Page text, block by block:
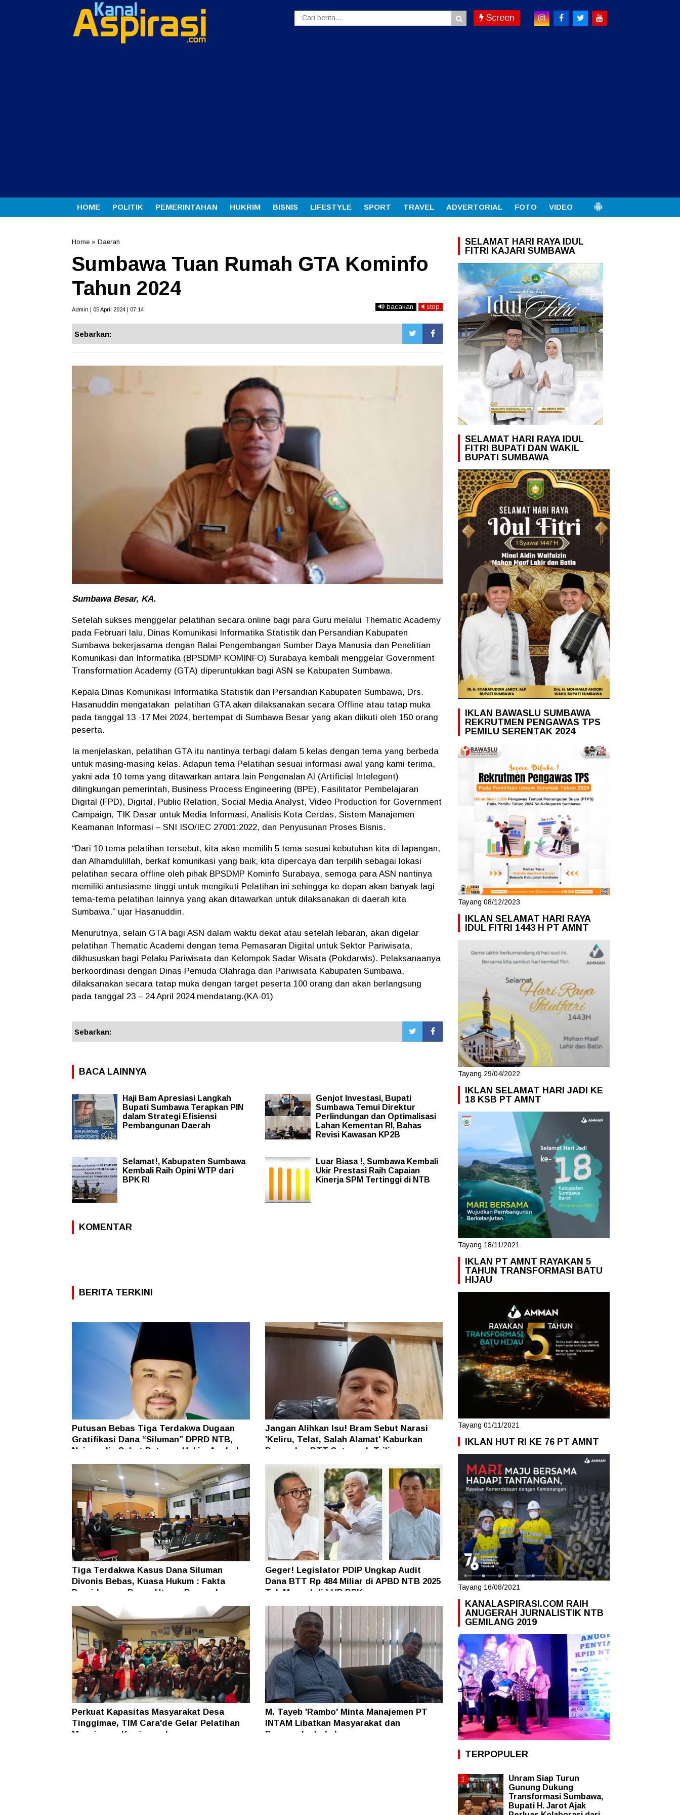
Screen
HOME POLITIK PEMERINTAHAN HUKRIM BISNIS LIFESTYLE SPORT TRAVEL ADVERTORIAL FOTO VIDEO
Home » Daerah
Sumbawa Tuan Rumah GTA Kominfo
Tahun 2024
Admin | 05 April 2024 | 07:14 bacakan stop
Sebarkan:
Sumbawa Besar, KA.
Setelah sukses menggelar pelatihan secara online bagi para Guru melalui Thematic Academy
pada Februari lalu, Dinas Komunikasi Informatika Statistik dan Persandian Kabupaten
Sumbawa bekerjasama dengan Balai Pengembangan Sumber Daya Manusia dan Penelitian
Komunikasi dan Informatika (BPSDMP KOMINFO) Surabaya kembali menggelar Government
Transformation Academy (GTA) diperuntukkan bagi ASN se Kabupaten Sumbawa.
Kepala Dinas Komunikasi Informatika Statistik dan Persandian Kabupaten Sumbawa, Drs.
Hasanuddin mengatakan pelatihan GTA akan dilaksanakan secara Offline atau tatap muka
pada tanggal 13 -17 Mei 2024, bertempat di Sumbawa Besar yang akan diikuti oleh 150 orang
peserta.
Ia menjelaskan, pelatihan GTA itu nantinya terbagi dalam 5 kelas dengan tema yang berbeda
untuk masing-masing kelas. Adapun tema Pelatihan sesuai informasi awal yang kami terima,
yakni ada 10 tema yang ditawarkan antara lain Pengenalan AI (Artificial Intelegent)
dilingkungan pemerintah, Business Process Engineering (BPE), Fasilitator Pembelajaran
Digital (FPD), Digital, Public Relation, Social Media Analyst, Video Production for Government
Campaign, TIK Dasar untuk Media Informasi, Analisis Kota Cerdas, Sistem Manajemen
Keamanan Informasi – SNI ISO/IEC 27001:2022, dan Penyusunan Proses Bisnis.
“Dari 10 tema pelatihan tersebut, kita akan memilih 5 tema sesuai kebutuhan kita di lapangan,
dan Alhamdulillah, berkat komunikasi yang baik, kita dipercaya dan terpilih sebagai lokasi
pelatihan secara offline oleh pihak BPSDMP Kominfo Surabaya, semoga para ASN nantinya
memiliki antusiasme tinggi untuk mengikuti Pelatihan ini sehingga ke depan akan banyak lagi
tema-tema pelatihan lainnya yang akan ditawarkan untuk dilaksanakan di daerah kita
Sumbawa,” ujar Hasanuddin.
Menurutnya, selain GTA bagi ASN dalam waktu dekat atau setelah lebaran, akan digelar
pelatihan Thematic Academi dengan tema Pemasaran Digital untuk Sektor Pariwisata,
dikhususkan bagi Pelaku Pariwisata dan Kelompok Sadar Wisata (Pokdarwis). Pelaksanaanya
berkoordinasi dengan Dinas Pemuda Olahraga dan Pariwisata Kabupaten Sumbawa,
dilaksanakan secara tatap muka dengan target peserta 100 orang dan akan berlangsung
pada tanggal 23 – 24 April 2024 mendatang.(KA-01)
Sebarkan:
BACA LAINNYA
Haji Bam Apresiasi Langkah
Bupati Sumbawa Terapkan PIN
dalam Strategi Efisiensi
Pembangunan Daerah
Genjot Investasi, Bupati
Sumbawa Temui Direktur
Perlindungan dan Optimalisasi
Lahan Kementan RI, Bahas
Revisi Kawasan KP2B
Selamat!, Kabupaten Sumbawa
Kembali Raih Opini WTP dari
BPK RI
Luar Biasa !, Sumbawa Kembali
Ukir Prestasi Raih Capaian
Kinerja SPM Tertinggi di NTB
KOMENTAR
BERITA TERKINI
Putusan Bebas Tiga Terdakwa Dugaan
Gratifikasi Dana “Siluman” DPRD NTB,
Najamudin Sebut Putusan Hakim Aneh dan
Jangan Alihkan Isu! Bram Sebut Narasi
'Keliru, Telat, Salah Alamat' Kaburkan
Persoalan BTT Setengah Triliun
Tiga Terdakwa Kasus Dana Siluman
Divonis Bebas, Kuasa Hukum : Fakta
Persidangan Dasar Utama Penegakan
Geger! Legislator PDIP Ungkap Audit
Dana BTT Rp 484 Miliar di APBD NTB 2025
Tak Muncul di LHP BPK
Perkuat Kapasitas Masyarakat Desa
Tinggimae, TIM Cara'de Gelar Pelatihan
Manajemen Kewirausahaan
M. Tayeb 'Rambo' Minta Manajemen PT
INTAM Libatkan Masyarakat dan
Pengusaha Lokal
SELAMAT HARI RAYA IDUL
FITRI KAJARI SUMBAWA
SELAMAT HARI RAYA IDUL
FITRI BUPATI DAN WAKIL
BUPATI SUMBAWA
IKLAN BAWASLU SUMBAWA
REKRUTMEN PENGAWAS TPS
PEMILU SERENTAK 2024
Tayang 08/12/2023
IKLAN SELAMAT HARI RAYA
IDUL FITRI 1443 H PT AMNT
Tayang 29/04/2022
IKLAN SELAMAT HARI JADI KE
18 KSB PT AMNT
Tayang 18/11/2021
IKLAN PT AMNT RAYAKAN 5
TAHUN TRANSFORMASI BATU
HIJAU
Tayang 01/11/2021
IKLAN HUT RI KE 76 PT AMNT
Tayang 16/08/2021
KANALASPIRASI.COM RAIH
ANUGERAH JURNALISTIK NTB
GEMILANG 2019
TERPOPULER
Unram Siap Turun
Gunung Dukung
Transformasi Sumbawa,
Bupati H. Jarot Ajak